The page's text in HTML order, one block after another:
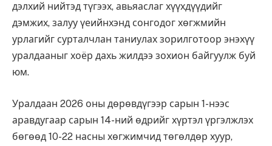
дэлхий нийтэд түгээх, авьяаслаг хүүхдүүдийг
дэмжих, залуу үеийнхэнд сонгодог хөгжмийн
урлагийг сурталчлан таниулах зорилготоор энэхүү
уралдааныг хоёр дахь жилдээ зохион байгуулж буй
юм.
Уралдаан 2026 оны дөрөвдүгээр сарын 1-нээс
аравдугаар сарын 14-ний өдрийг хүртэл үргэлжлэх
бөгөөд 10-22 насны хөгжимчид төгөлдөр хуур,